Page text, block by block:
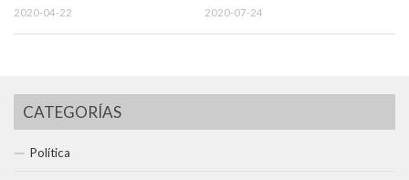
2020-04-22 2020-07-24
CATEGORÍAS
Política